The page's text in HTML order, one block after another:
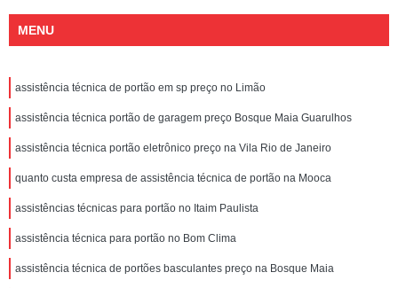
MENU
assistência técnica de portão em sp preço no Limão
assistência técnica portão de garagem preço Bosque Maia Guarulhos
assistência técnica portão eletrônico preço na Vila Rio de Janeiro
quanto custa empresa de assistência técnica de portão na Mooca
assistências técnicas para portão no Itaim Paulista
assistência técnica para portão no Bom Clima
assistência técnica de portões basculantes preço na Bosque Maia